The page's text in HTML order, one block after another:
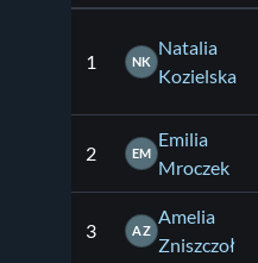
1 NK
Natalia
Kozielska
2 EM
Emilia
Mroczek
3 AZ
Amelia
Zniszczoł